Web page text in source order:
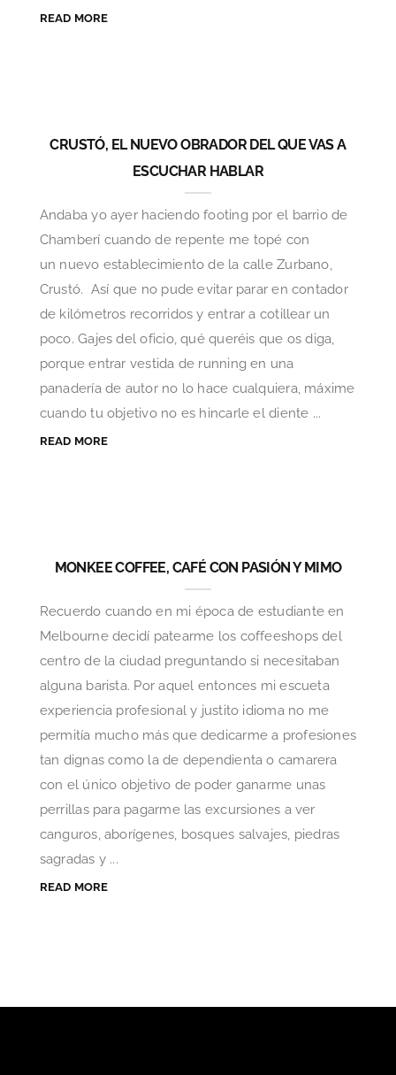
READ MORE
CRUSTÓ, EL NUEVO OBRADOR DEL QUE VAS A
ESCUCHAR HABLAR
Andaba yo ayer haciendo footing por el barrio de
Chamberí cuando de repente me topé con
un nuevo establecimiento de la calle Zurbano,
Crustó. Así que no pude evitar parar en contador
de kilómetros recorridos y entrar a cotillear un
poco. Gajes del oficio, qué queréis que os diga,
porque entrar vestida de running en una
panadería de autor no lo hace cualquiera, máxime
cuando tu objetivo no es hincarle el diente ...
READ MORE
MONKEE COFFEE, CAFÉ CON PASIÓN Y MIMO
Recuerdo cuando en mi época de estudiante en
Melbourne decidí patearme los coffeeshops del
centro de la ciudad preguntando si necesitaban
alguna barista. Por aquel entonces mi escueta
experiencia profesional y justito idioma no me
permitía mucho más que dedicarme a profesiones
tan dignas como la de dependienta o camarera
con el único objetivo de poder ganarme unas
perrillas para pagarme las excursiones a ver
canguros, aborígenes, bosques salvajes, piedras
sagradas y ...
READ MORE